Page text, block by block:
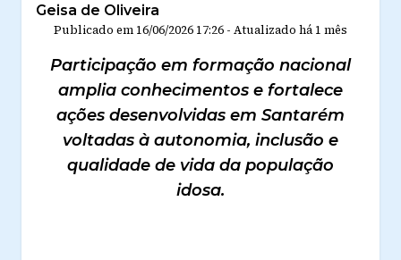
Geisa de Oliveira
Publicado em 16/06/2026 17:26 - Atualizado há 1 mês
Participação em formação nacional
amplia conhecimentos e fortalece
ações desenvolvidas em Santarém
voltadas à autonomia, inclusão e
qualidade de vida da população
idosa.